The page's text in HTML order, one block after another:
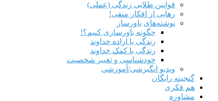
قوانین طلایی زندگی (عملی)
رهایی از افکار منفی!
نوشته‌های باورساز
چگونه باورسازی کنیم؟!
زندگی با اراده خداوند
زندگی با کمک خداوند
خودشناسی و تغییر شخصیت
ویدیو انگیزشی/آموزشی
گنجینه رایگان
هم‌ فکری
مشاوره